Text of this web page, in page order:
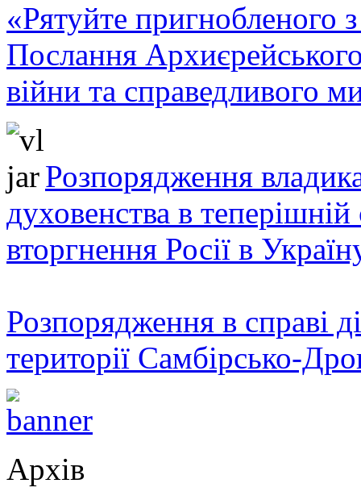
«Рятуйте пригнобленого
Послання
війни та справедливого
Розпорядження
духовенства в теперішній
вторгнення Росії в
Розпорядження в справі
території Самбірсько-
Архів